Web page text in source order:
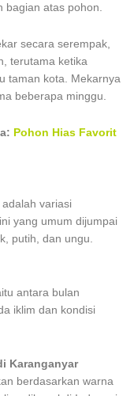
bagian atas pohon.
secara serempak,
terutama ketika
taman kota. Mekarnya
beberapa minggu.
Pohon Hias Favorit
variasi
yang umum dijumpai
putih, dan ungu.
antara bulan
iklim dan kondisi
Karanganyar
berdasarkan warna